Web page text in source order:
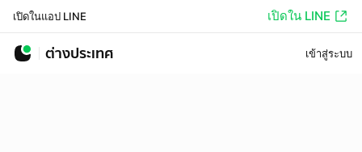
เปิดในแอป LINE เปิดใน LINE
ต่างประเทศ เข้าสู่ระบบ